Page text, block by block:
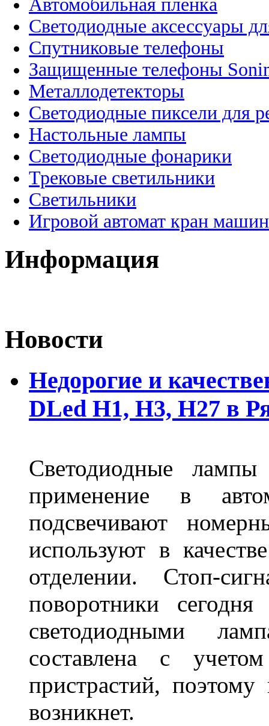
Автомобильная пленка
Светодиодные аксессуары
Спутниковые телефоны
Защищенные телефоны
Металлодетекторы
Светодиодные пиксели для
Настольные лампы
Светодиодные фонарики
Трековые светильники
Светильники
Игровой автомат кран
Информация
Новости
Недорогие и
DLed Н1, Н3, Н27 в
Светодиодные
применение в
подсвечивают
используют в
отделении. Стоп-
поворотники
светодиодными
составлена с
пристрастий,
возникнет.